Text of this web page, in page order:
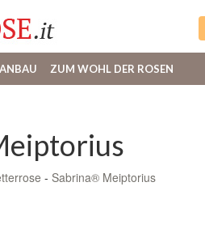
ZUM WOHL DER ROSEN
- Sabrina® Meiptorius